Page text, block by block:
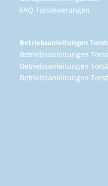
FAQ Torsteuerungen
Betriebsanleitungen
Betriebsanleitungen
Betriebsanleitungen
Betriebsanleitungen